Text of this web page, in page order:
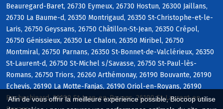
Afin de vous offrir la meilleure expérience possible, Biocoop utilise
Beauregard-Baret, 26730 Eymeux, 26730 Hostun, 26300 Jaillans,
26730 La Baume-d, 26350 Montrigaud, 26350 St-Christophe-et-le-
Laris, 26750 Geyssans, 26750 Châtillon-St-Jean, 26350 Crépol,
26750 Génissieux, 26350 Le Chalon, 26350 Miribel, 26750
Montmiral, 26750 Parnans, 26350 St-Bonnet-de-Valclérieux, 26350
St-Laurent-d, 26750 St-Michel s/Savasse, 26750 St-Paul-lès-
Romans, 26750 Triors, 26260 Arthémonay, 26190 Bouvante, 26190
Echevis, 26190 La Motte-Fanjas, 26190 Oriol-en-Royans, 26190
Rochechinard, 26190 St-Jean-en-Royans, 26190 St-Laurent-en-